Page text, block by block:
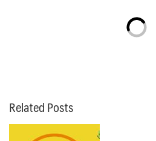
Related Posts